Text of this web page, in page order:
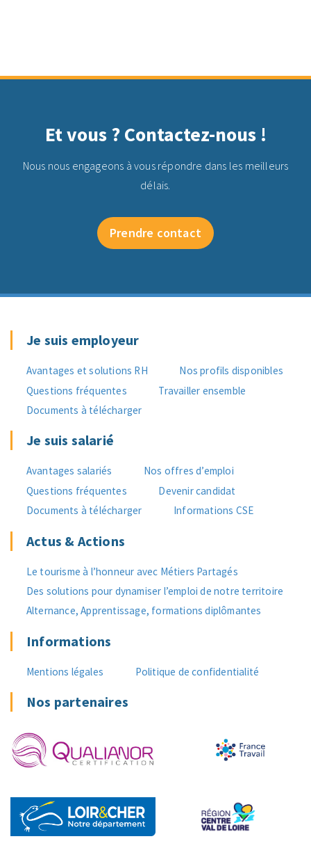
Et vous ? Contactez-nous !
Nous nous engageons à vous répondre dans les meilleurs
délais.
Prendre contact
Je suis employeur
Avantages et solutions RH
Nos profils disponibles
Questions fréquentes
Travailler ensemble
Documents à télécharger
Je suis salarié
Avantages salariés
Nos offres d’emploi
Questions fréquentes
Devenir candidat
Documents à télécharger
Informations CSE
Actus & Actions
Le tourisme à l’honneur avec Métiers Partagés
Des solutions pour dynamiser l’emploi de notre territoire
Alternance, Apprentissage, formations diplômantes
Informations
Mentions légales Politique de confidentialité
Nos partenaires